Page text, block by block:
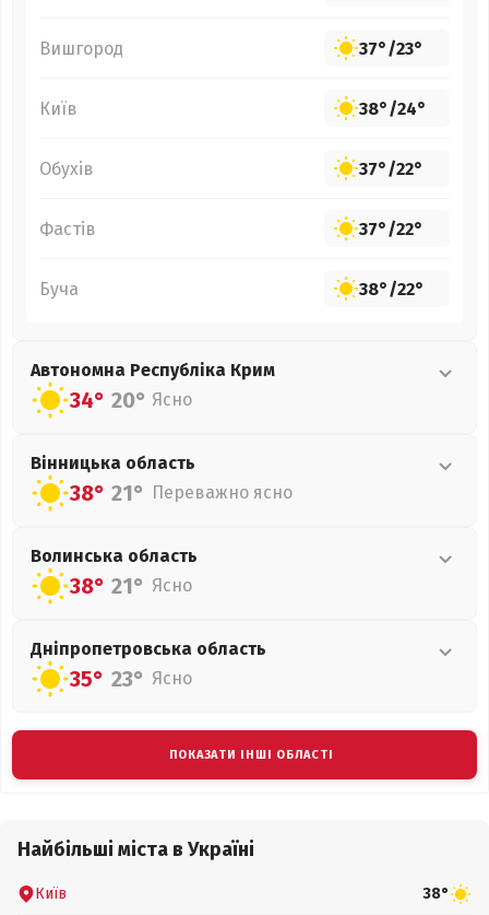
Вишгород 37°/23°
Київ 38°/24°
Обухів 37°/22°
Фастів 37°/22°
Буча 38°/22°
Автономна Республіка Крим
34° 20° Ясно
Вінницька область
38° 21° Переважно ясно
Волинська область
38° 21° Ясно
Дніпропетровська область
35° 23° Ясно
ПОКАЗАТИ ІНШІ ОБЛАСТІ
Найбільші міста в Україні
Київ 38°